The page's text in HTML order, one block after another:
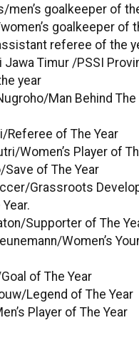
men’s goalkeeper of
goalkeeper of
referee of the
Jawa Timur /PSSI
year
Man Behind
Referee of The Year
Women’s Player of
Save of The Year
Grassroots
Supporter of The
Women’s
of The Year
Legend of The Year
Player of The Year